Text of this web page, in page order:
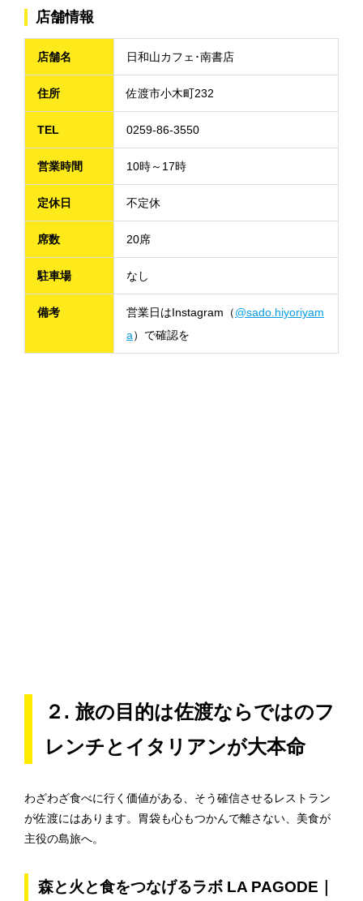
店舗情報
店舗名 日和山カフェ･南書店
住所 佐渡市小木町232
TEL 0259-86-3550
営業時間 10時～17時
定休日 不定休
席数 20席
駐車場 なし
備考 営業日はInstagram（@sado.hiyoriyam
a）で確認を
２. 旅の目的は佐渡ならではのフ
レンチとイタリアンが大本命
わざわざ食べに行く価値がある、そう確信させるレストラン
が佐渡にはあります。胃袋も心もつかんで離さない、美食が
主役の島旅へ。
森と火と食をつなげるラボ LA PAGODE｜